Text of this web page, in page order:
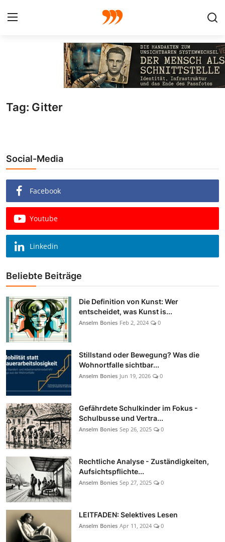
Galerie
Redaktion
Beiträge
Vorproduktion
Tag: Gitter
Social-Media
Facebook
Youtube
Linkedin
Beliebte Beiträge
Die Definition von Kunst: Wer
entscheidet, was Kunst is...
Anselm Bonies Feb 2, 2024 0
Stillstand oder Bewegung? Was die
Wohnortfalle sichtbar...
Anselm Bonies Jun 19, 2026 0
Gefährdete Schulkinder im Fokus -
Schulbusse und Vertra...
Anselm Bonies Sep 26, 2025 0
Rechtliche Analyse - Zuständigkeiten,
Aufsichtspflichte...
Anselm Bonies Sep 27, 2025 0
LEITFADEN: Selektives Lesen
Anselm Bonies Apr 11, 2024 0